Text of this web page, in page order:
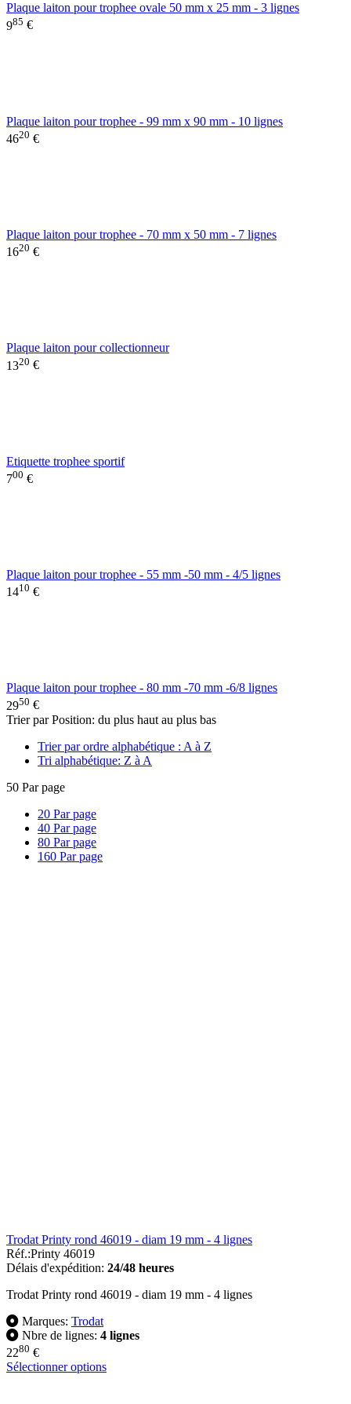
Plaque laiton pour trophee ovale 50 mm x 25 mm - 3 lignes
985 €
Plaque laiton pour trophee - 99 mm x 90 mm - 10 lignes
4620 €
Plaque laiton pour trophee - 70 mm x 50 mm - 7 lignes
1620 €
Plaque laiton pour collectionneur
1320 €
Etiquette trophee sportif
700 €
Plaque laiton pour trophee - 55 mm -50 mm - 4/5 lignes
1410 €
Plaque laiton pour trophee - 80 mm -70 mm -6/8 lignes
2950 €
Trier par Position: du plus haut au plus bas
Trier par ordre alphabétique : A à Z
Tri alphabétique: Z à A
50 Par page
20 Par page
40 Par page
80 Par page
160 Par page
Trodat Printy rond 46019 - diam 19 mm - 4 lignes
Réf.:Printy 46019
Délais d'expédition: 24/48 heures
Trodat Printy rond 46019 - diam 19 mm - 4 lignes
Marques: Trodat
Nbre de lignes: 4 lignes
2280 €
Sélectionner options